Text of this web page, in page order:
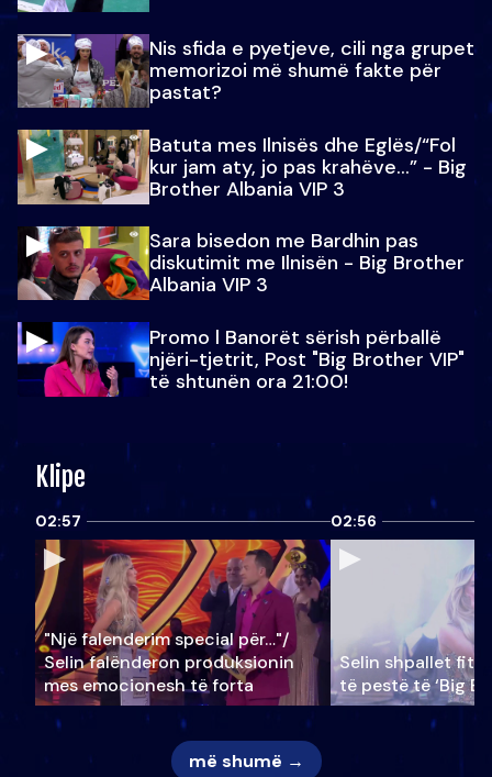
Nis sfida e pyetjeve, cili nga grupet
memorizoi më shumë fakte për
pastat?
Batuta mes Ilnisës dhe Eglës/“Fol
kur jam aty, jo pas krahëve…” - Big
Brother Albania VIP 3
Sara bisedon me Bardhin pas
diskutimit me Ilnisën - Big Brother
Albania VIP 3
Promo l Banorët sërish përballë
njëri-tjetrit, Post "Big Brother VIP"
të shtunën ora 21:00!
Klipe
02:57
"Një falenderim special për…"/
Selin falënderon produksionin
mes emocionesh të forta
02:56
Selin shpallet
të pestë të ‘Big
më shumë →